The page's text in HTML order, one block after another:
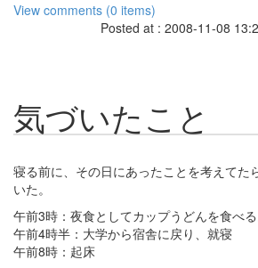
View comments (0 items)
Posted at : 2008-11-08
気づいたこと
寝る前に、その日にあったことを考えてた
いた。
午前3時：夜食としてカップうどんを食べる
午前4時半：大学から宿舎に戻り、就寝
午前8時：起床